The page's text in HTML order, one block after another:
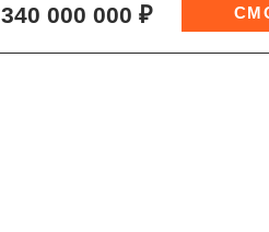
340 000 000 ₽